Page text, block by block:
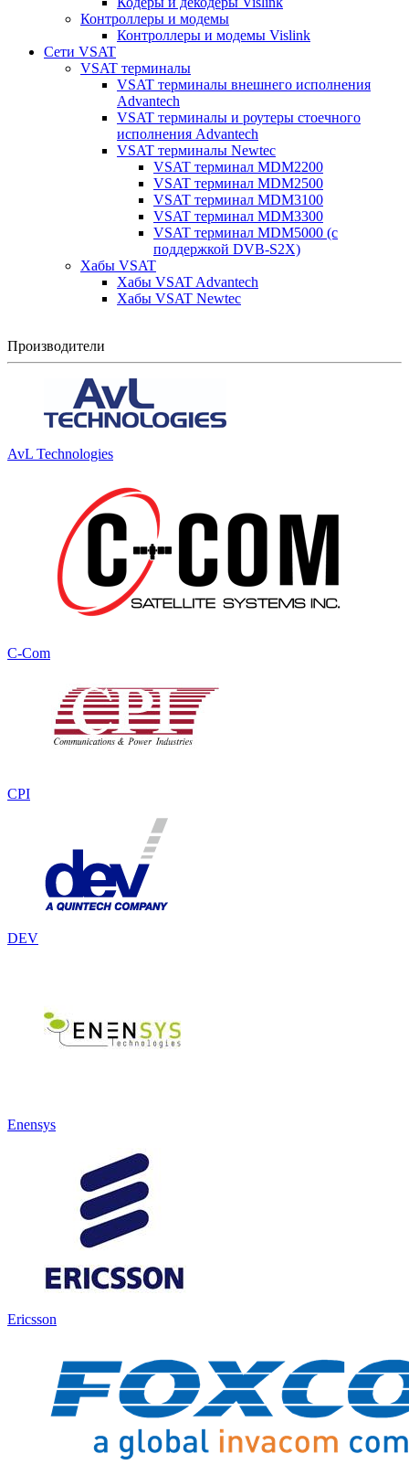
Контроллеры и модемы
Контроллеры и модемы Vislink
Сети VSAT
VSAT терминалы
VSAT терминалы внешнего исполнения
Advantech
VSAT терминалы и роутеры стоечного
исполнения Advantech
VSAT терминалы Newtec
VSAT терминал MDM2200
VSAT терминал MDM2500
VSAT терминал MDM3100
VSAT терминал MDM3300
VSAT терминал MDM5000 (с
поддержкой DVB-S2X)
Хабы VSAT
Хабы VSAT Advantech
Хабы VSAT Newtec
Производители
AvL Technologies
C-Com
CPI
DEV
Enensys
Ericsson